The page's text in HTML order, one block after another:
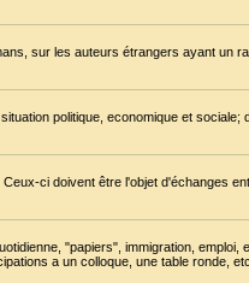
sur les auteurs étrangers ayant un
politique, economique et sociale;
ci doivent être l'objet d'échanges
"papiers", immigration, emploi,
a un colloque, une table ronde,